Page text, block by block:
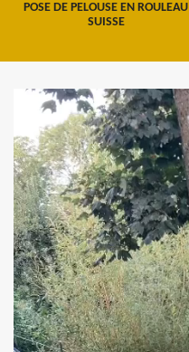
POSE DE PELOUSE EN ROULEAU
SUISSE